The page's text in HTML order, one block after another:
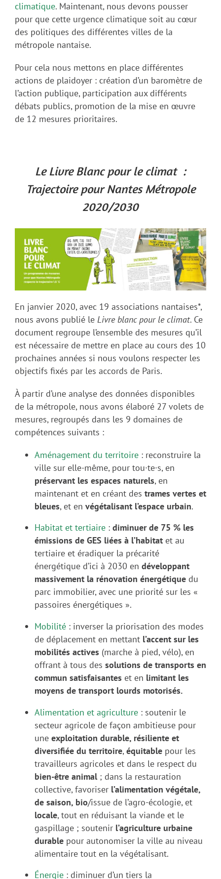
climatique. Maintenant, nous devons pousser
pour que cette urgence climatique soit au cœur
des politiques des différentes villes de la
métropole nantaise.
Pour cela nous mettons en place différentes
actions de plaidoyer : création d’un baromètre de
l’action publique, participation aux différents
débats publics, promotion de la mise en œuvre
de 12 mesures prioritaires.
Le Livre Blanc pour le climat :
Trajectoire pour Nantes Métropole
2020/2030
En janvier 2020, avec 19 associations nantaises*,
nous avons publié le Livre blanc pour le climat. Ce
document regroupe l’ensemble des mesures qu’il
est nécessaire de mettre en place au cours des 10
prochaines années si nous voulons respecter les
objectifs fixés par les accords de Paris.
À partir d’une analyse des données disponibles
de la métropole, nous avons élaboré 27 volets de
mesures, regroupés dans les 9 domaines de
compétences suivants :
Aménagement du territoire : reconstruire la
ville sur elle-même, pour tou∙te∙s, en
préservant les espaces naturels, en
maintenant et en créant des trames vertes et
bleues, et en végétalisant l’espace urbain.
Habitat et tertiaire : diminuer de 75 % les
émissions de GES liées à l’habitat et au
tertiaire et éradiquer la précarité
énergétique d’ici à 2030 en développant
massivement la rénovation énergétique du
parc immobilier, avec une priorité sur les «
passoires énergétiques ».
Mobilité : inverser la priorisation des modes
de déplacement en mettant l’accent sur les
mobilités actives (marche à pied, vélo), en
offrant à tous des solutions de transports en
commun satisfaisantes et en limitant les
moyens de transport lourds motorisés.
Alimentation et agriculture : soutenir le
secteur agricole de façon ambitieuse pour
une exploitation durable, résiliente et
diversifiée du territoire,équitable pour les
travailleurs agricoles et dans le respect du
bien-être animal; dans la restauration
collective, favoriser l’alimentation végétale,
de saison, bio/issue de l’agro-écologie, et
locale, tout en réduisant la viande et le
gaspillage ; soutenir l’agriculture urbaine
durable pour autonomiser la ville au niveau
alimentaire tout en la végétalisant.
Énergie : diminuer d’un tiers la